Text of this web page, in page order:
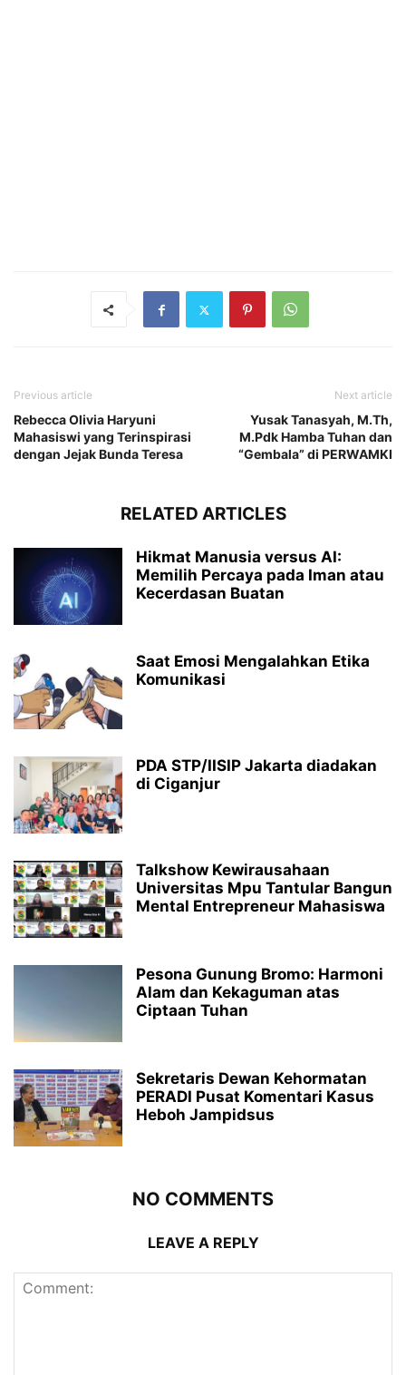
Previous article
Rebecca Olivia Haryuni
Mahasiswi yang Terinspirasi
dengan Jejak Bunda Teresa
Next article
Yusak Tanasyah, M.Th,
M.Pdk Hamba Tuhan dan
“Gembala” di PERWAMKI
RELATED ARTICLES
Hikmat Manusia versus AI:
Memilih Percaya pada Iman atau
Kecerdasan Buatan
Saat Emosi Mengalahkan Etika
Komunikasi
PDA STP/IISIP Jakarta diadakan
di Ciganjur
Talkshow Kewirausahaan
Universitas Mpu Tantular Bangun
Mental Entrepreneur Mahasiswa
Pesona Gunung Bromo: Harmoni
Alam dan Kekaguman atas
Ciptaan Tuhan
Sekretaris Dewan Kehormatan
PERADI Pusat Komentari Kasus
Heboh Jampidsus
NO COMMENTS
LEAVE A REPLY